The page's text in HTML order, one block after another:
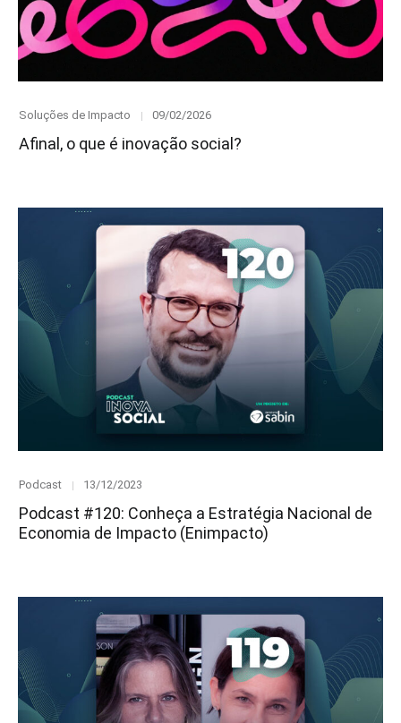
Category
Soluções de Impacto
Posted
09/02/2026
Afinal, o que é inovação social?
Category
Podcast
Posted
13/12/2023
Podcast #120: Conheça a Estratégia Nacional de
Economia de Impacto (Enimpacto)